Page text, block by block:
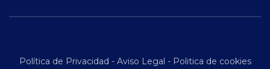
Política de Privacidad - Aviso Legal - Politica de cookies